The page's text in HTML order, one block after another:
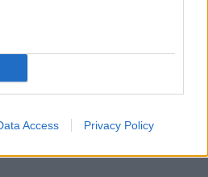
Access Privacy Policy
bővítik
építési szakasz indult be a